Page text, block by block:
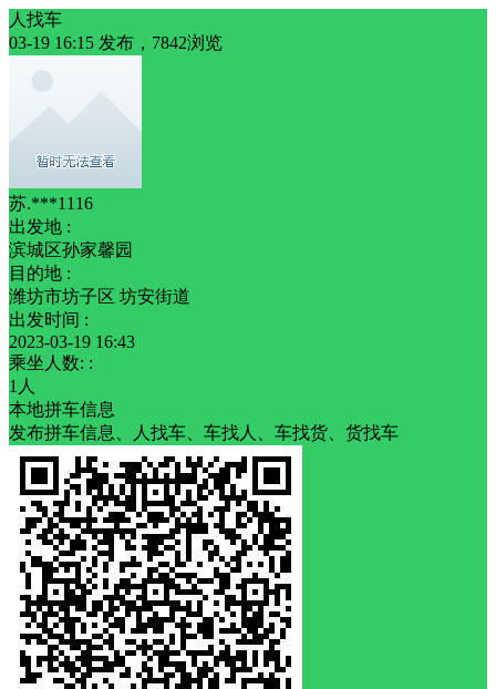
人找车
03-19 16:15 发布，7842浏览
苏.***1116
出发地 :
滨城区孙家馨园
目的地 :
潍坊市坊子区 坊安街道
出发时间 :
2023-03-19 16:43
乘坐人数: :
1人
本地拼车信息
发布拼车信息、人找车、车找人、车找货、货找车